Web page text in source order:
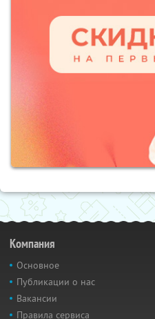
Компания
Основное
Публикации о нас
Вакансии
Правила сервиса